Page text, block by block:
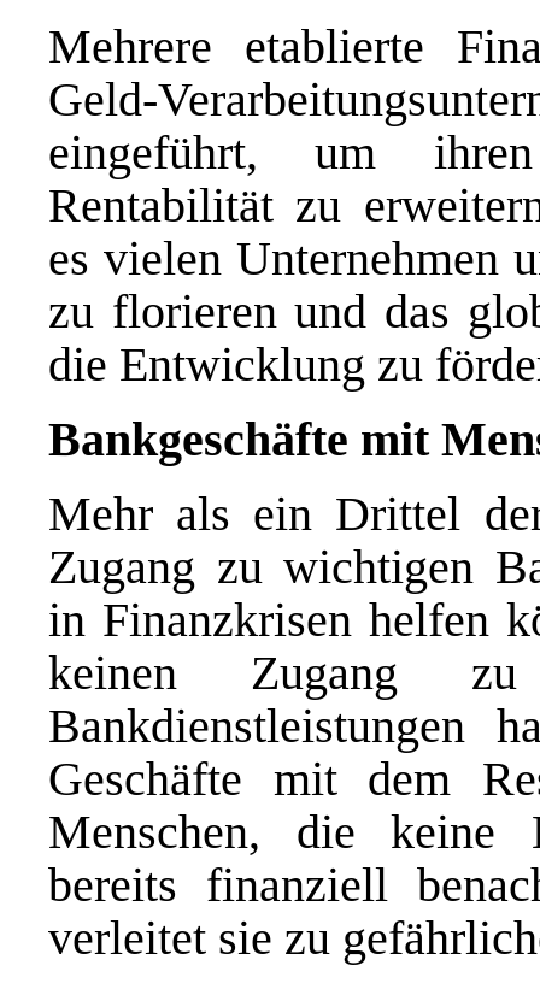
Mehrere etablierte
Geld-
eingeführt, um
Rentabilität zu
es vielen Unternehmen
zu florieren und das
die Entwicklung zu
Bankgeschäfte mit
Mehr als ein Drittel
Zugang zu wichtigen
in Finanzkrisen helfen
keinen Zugang
Bankdienstleistungen
Geschäfte mit dem
Menschen, die keine
bereits finanziell
verleitet sie zu